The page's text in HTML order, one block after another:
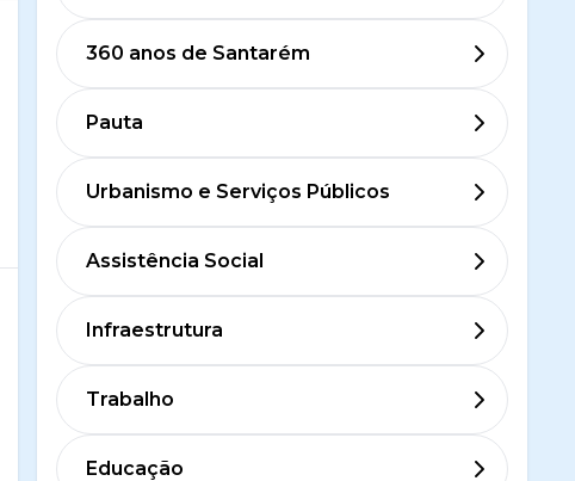
360 anos de Santarém
Pauta
Urbanismo e Serviços Públicos
Assistência Social
Infraestrutura
Trabalho
Educação